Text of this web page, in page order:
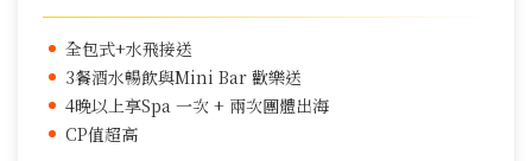
全包式+水飛接送
3餐酒水暢飲與Mini Bar 歡樂送
4晚以上享Spa 一次 + 兩次團體出海
CP值超高